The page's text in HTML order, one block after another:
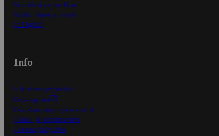
Näin tilaat ja muokkaat
Kaikki ohjeet ja vinkit
In English
Info
S-Business yrityksille
Oiva-raportit
Osuuskauppojen yhteystiedot
Tilaus- ja toimitusehdot
Tietosuojakäytäntö